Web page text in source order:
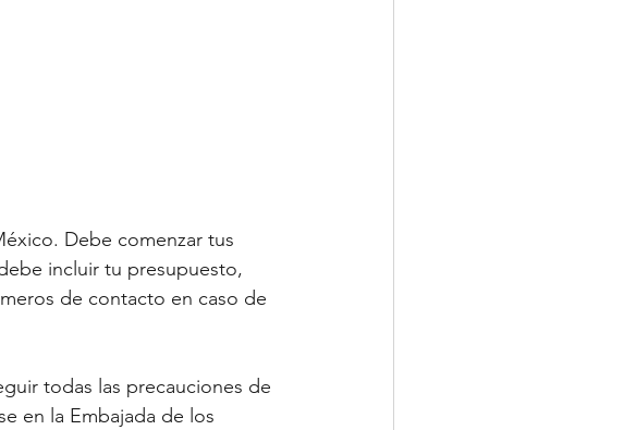
Debe comenzar tus
incluir tu presupuesto,
de contacto en caso de
todas las precauciones de
en la Embajada de los